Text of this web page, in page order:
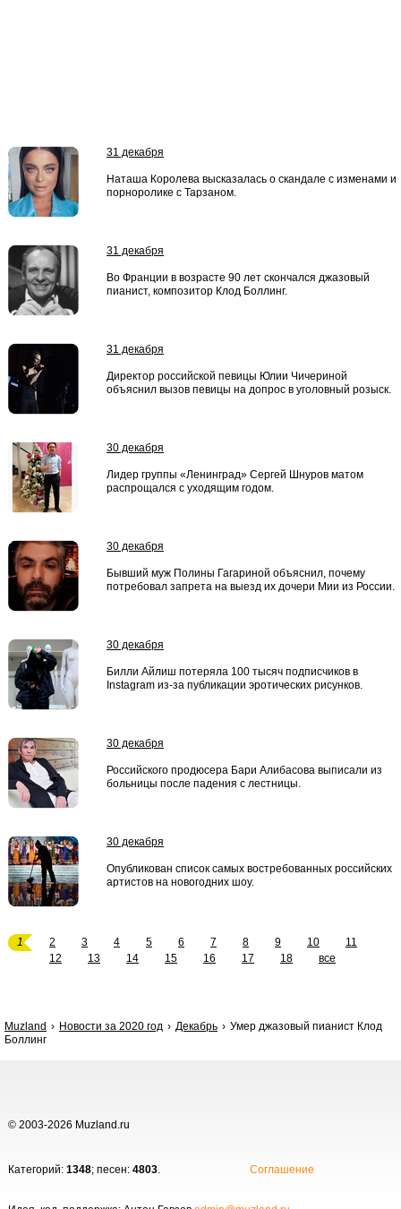
31 декабря
Наташа Королева высказалась о скандале с изменами и
порноролике с Тарзаном.
31 декабря
Во Франции в возрасте 90 лет скончался джазовый
пианист, композитор Клод Боллинг.
31 декабря
Директор российской певицы Юлии Чичериной
объяснил вызов певицы на допрос в уголовный розыск.
30 декабря
Лидер группы «Ленинград» Сергей Шнуров матом
распрощался с уходящим годом.
30 декабря
Бывший муж Полины Гагариной объяснил, почему
потребовал запрета на выезд их дочери Мии из России.
30 декабря
Билли Айлиш потеряла 100 тысяч подписчиков в
Instagram из-за публикации эротических рисунков.
30 декабря
Российского продюсера Бари Алибасова выписали из
больницы после падения с лестницы.
30 декабря
Опубликован список самых востребованных российских
артистов на новогодних шоу.
1 2 3 4 5 6 7 8 9 10
11
12
13 14 15 16 17 18 все
Muzland Новости за 2020 год Декабрь
Умер джазовый пианист Клод
Боллинг
© 2003-2026 Muzland.ru
Категорий: 1348; песен: 4803. Соглашение